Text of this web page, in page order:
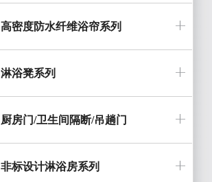
高密度防水纤维浴帘系列
淋浴凳系列
厨房门/卫生间隔断/吊趟门
非标设计淋浴房系列